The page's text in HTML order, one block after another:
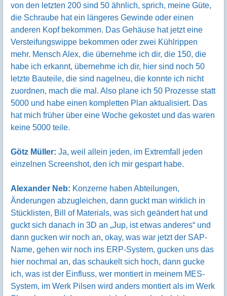
von den letzten 200 sind 50 ähnlich, sprich, meine Güte,
die Schraube hat ein längeres Gewinde oder einen
anderen Kopf bekommen. Das Gehäuse hat jetzt eine
Versteifungswippe bekommen oder zwei Kühlrippen
mehr. Mensch Alex, die übernehme ich dir, die 150, die
habe ich erkannt, übernehme ich dir, hier sind noch 50
letzte Bauteile, die sind nagelneu, die konnte ich nicht
zuordnen, mach die mal. Also plane ich 50 Prozesse statt
5000 und habe einen kompletten Plan aktualisiert. Das
hat mich früher über eine Woche gekostet und das waren
keine 5000 teile.
Götz Müller: Ja, weil allein jeden, im Extremfall jeden
einzelnen Screenshot, den ich mir gespart habe.
Alexander Neb: Konzerne haben Abteilungen,
Änderungen abzugleichen, dann guckt man wirklich in
Stücklisten, Bill of Materials, was sich geändert hat und
guckt sich danach in 3D an „Jup, ist etwas anderes“ und
dann gucken wir noch an, okay, was war jetzt der SAP-
Name, gehen wir noch ins ERP-System, gucken uns das
hier nochmal an, das schaukelt sich hoch, dann gucke
ich, was ist der Einfluss, wer montiert in meinem MES-
System, im Werk Pilsen wird anders montiert als im Werk